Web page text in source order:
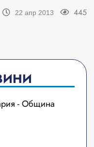
22 апр 2013 445
- Община